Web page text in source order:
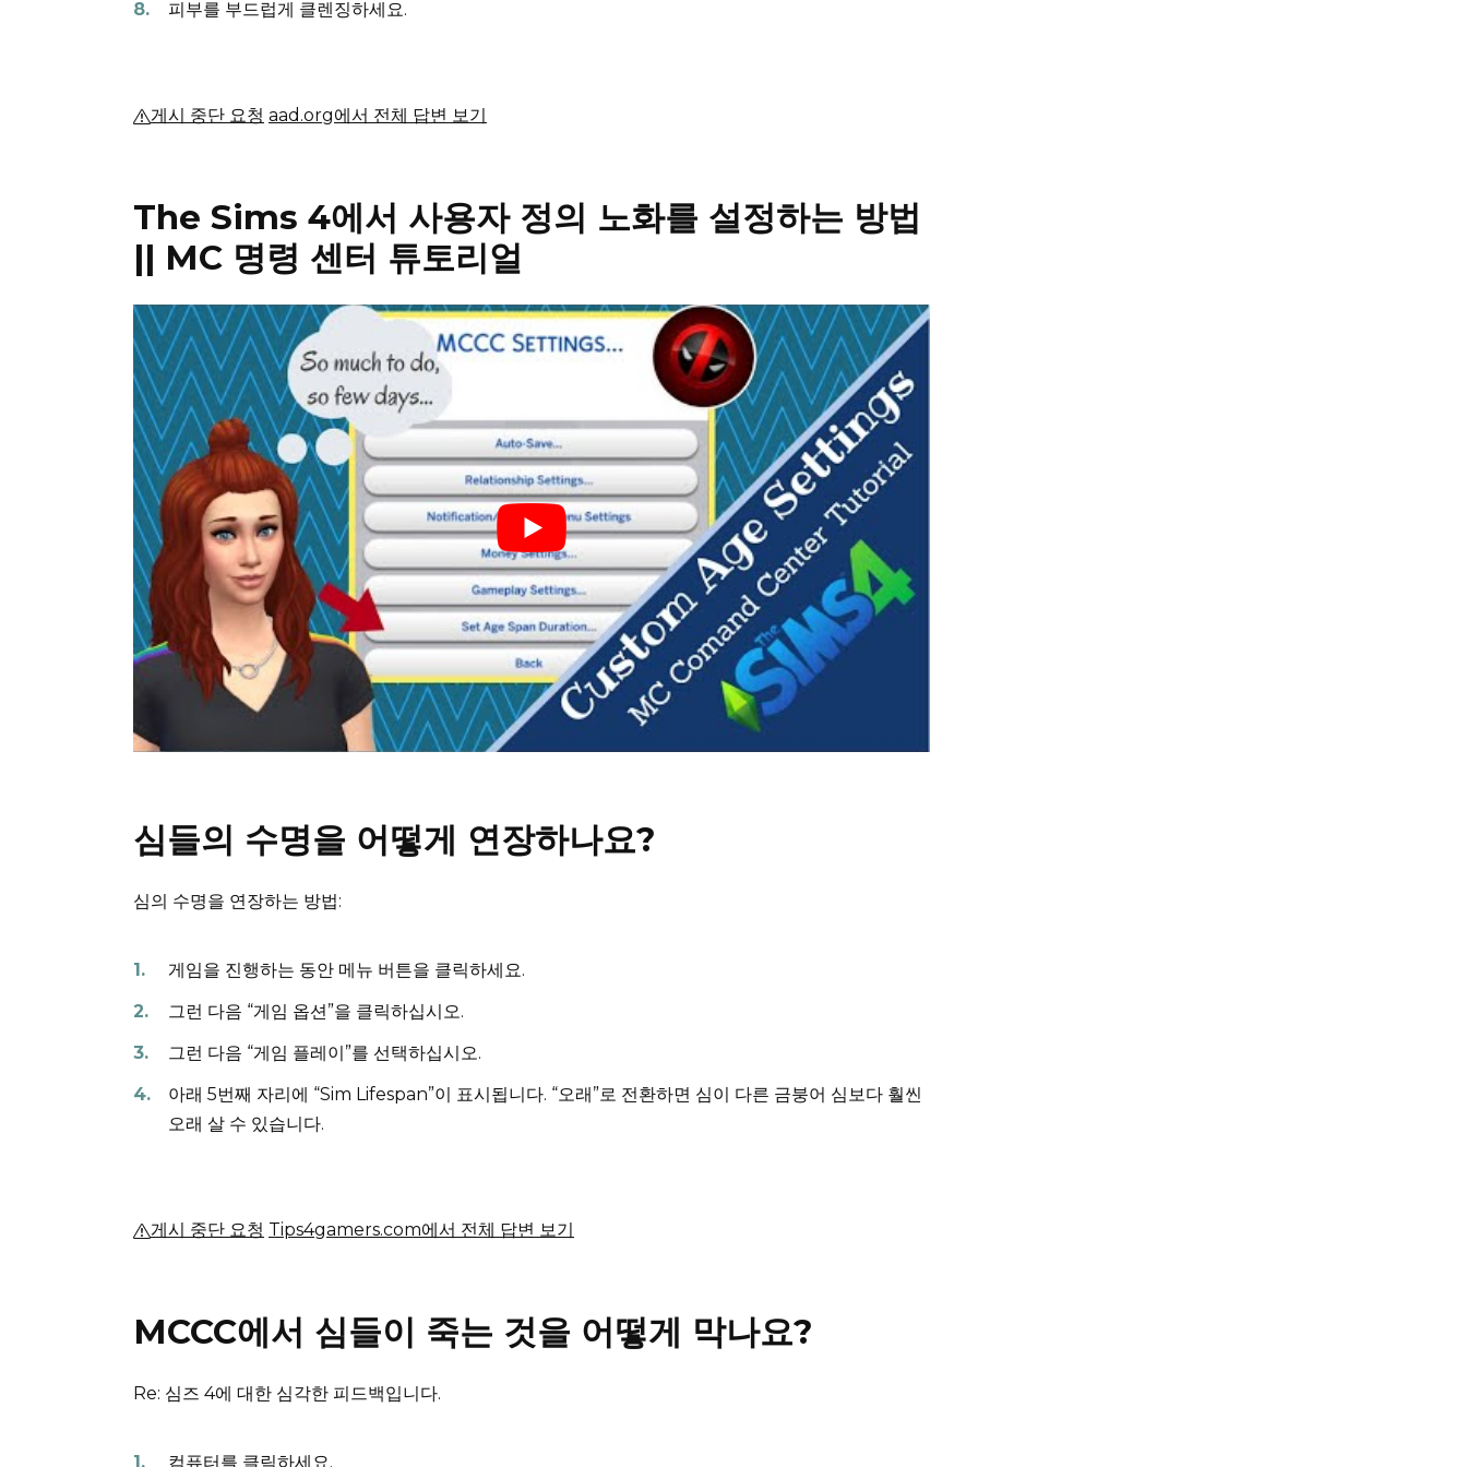
피부를 부드럽게 클렌징하세요.
게시 중단 요청 aad.org에서 전체 답변 보기
The Sims 4에서 사용자 정의 노화를 설정하는 방법
|| MC 명령 센터 튜토리얼
심들의 수명을 어떻게 연장하나요?
심의 수명을 연장하는 방법:
게임을 진행하는 동안 메뉴 버튼을 클릭하세요.
그런 다음 “게임 옵션”을 클릭하십시오.
그런 다음 “게임 플레이”를 선택하십시오.
아래 5번째 자리에 “Sim Lifespan”이 표시됩니다. “오래”로 전환하면 심이 다른 금붕어 심보다 훨씬
오래 살 수 있습니다.
게시 중단 요청 Tips4gamers.com에서 전체 답변 보기
MCCC에서 심들이 죽는 것을 어떻게 막나요?
Re: 심즈 4에 대한 심각한 피드백입니다.
컴퓨터를 클릭하세요.